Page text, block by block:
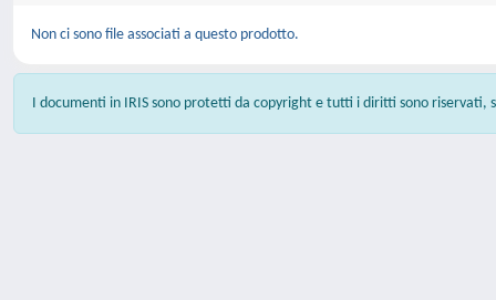
Non ci sono file associati a questo prodotto.
I documenti in IRIS sono protetti da copyright e tutti i diritti sono riservati,